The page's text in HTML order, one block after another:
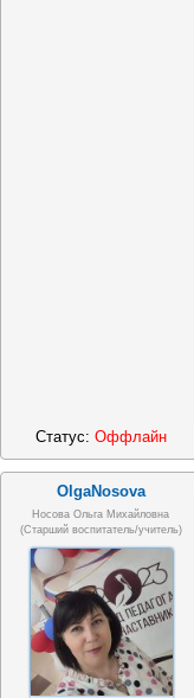
Статус: Оффлайн
OlgaNosova
Носова Ольга Михайловна
(старший воспитатель/учитель)